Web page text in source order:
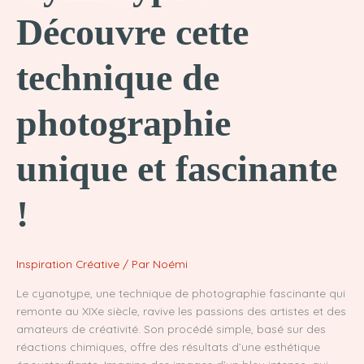
Découvre cette
technique de
photographie
unique et fascinante
!
Inspiration Créative / Par Noémi
Le cyanotype, une technique de photographie fascinante qui
remonte au XIXe siècle, ravive les passions des artistes et des
amateurs de créativité. Son procédé simple, basé sur des
réactions chimiques, offre des résultats d’une esthétique